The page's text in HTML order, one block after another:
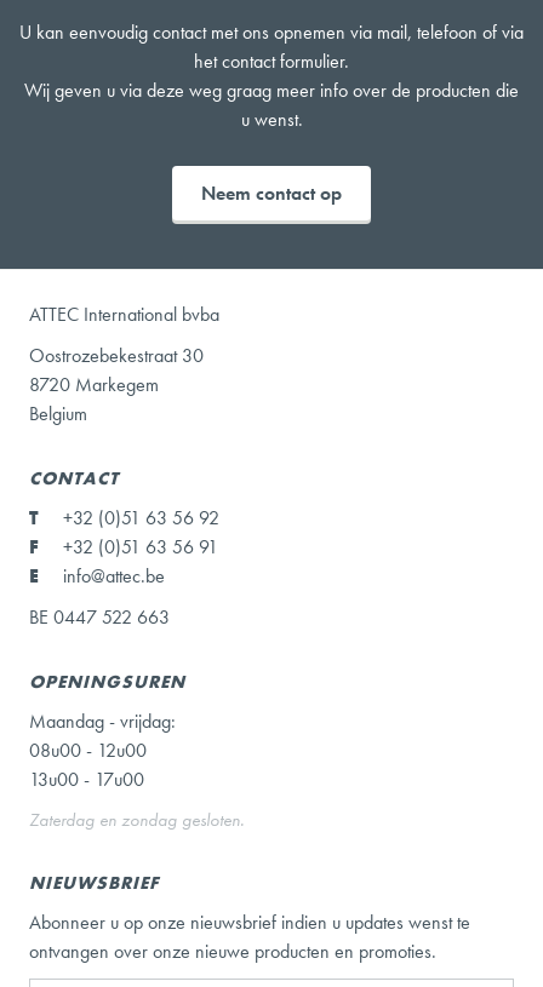
U kan eenvoudig contact met ons opnemen via mail, telefoon of via
het contact formulier.
Wij geven u via deze weg graag meer info over de producten die
u wenst.
Neem contact op
ATTEC International bvba
Oostrozebekestraat 30
8720 Markegem
Belgium
CONTACT
T
+32 (0)51 63 56 92
F
+32 (0)51 63 56 91
E
info@attec.be
BE 0447 522 663
OPENINGSUREN
Maandag - vrijdag:
08u00 - 12u00
13u00 - 17u00
Zaterdag en zondag gesloten.
NIEUWSBRIEF
Abonneer u op onze nieuwsbrief indien u updates wenst te
ontvangen over onze nieuwe producten en promoties.